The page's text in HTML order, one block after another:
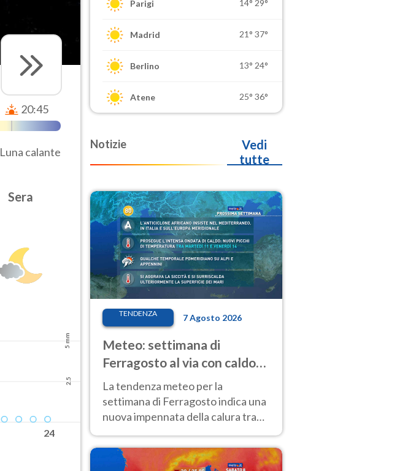
20:45
Luna calante
Sera
5 mm
2.5
24
Parigi 14° 29°
Madrid 21° 37°
Berlino 13° 24°
Atene 25° 36°
Notizie
Vedi
tutte
TENDENZA 7 Agosto 2026
Meteo: settimana di
Ferragosto al via con caldo
intenso e qualche temporale
La tendenza meteo per la
settimana di Ferragosto indica una
nuova impennata della calura tra
anche al Nord.